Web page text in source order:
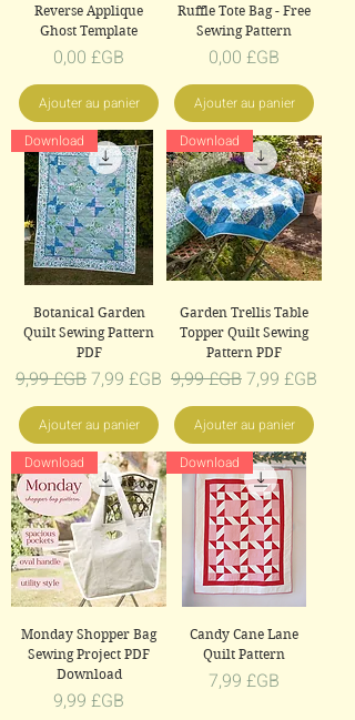
Reverse Applique
Ghost Template
Prix
0,00 £GB
Ajouter au panier
Ruffle Tote Bag - Free
Sewing Pattern
Prix
0,00 £GB
Ajouter au panier
Download
Botanical Garden
Quilt Sewing Pattern
PDF
Prix original
9,99 £GB Prix promotionnel
7,99 £GB
Ajouter au panier
Download
Garden Trellis Table
Topper Quilt Sewing
Pattern PDF
Prix original
9,99 £GB Prix
7,99 £GB
Ajouter au panier
Download
Monday Shopper Bag
Sewing Project PDF
Download
Prix
9,99 £GB
Download
Candy Cane Lane
Quilt Pattern
Prix
7,99 £GB